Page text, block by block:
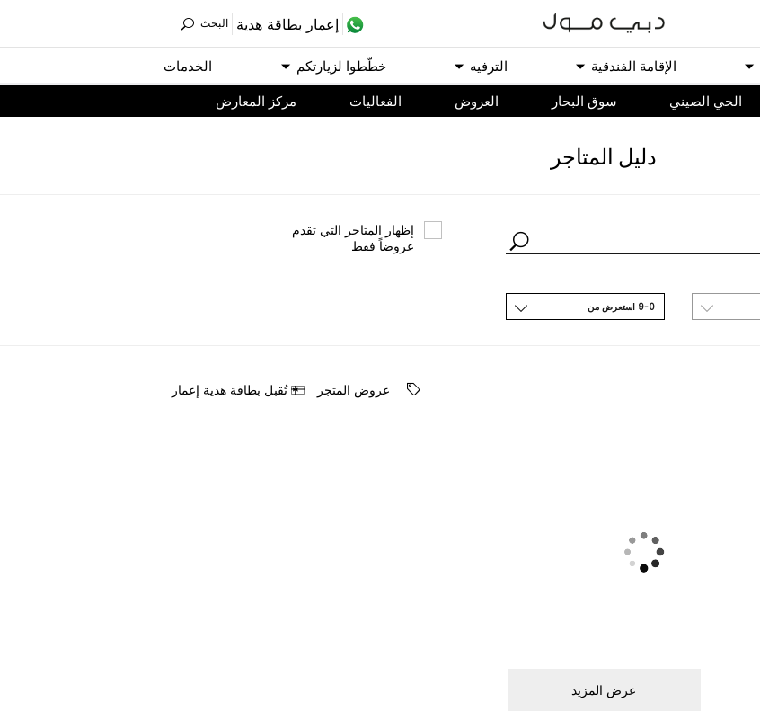
ﺇﻋﻤﺎﺭ ﺑﻄﺎﻗﺔ ﻫﺪﻳﺔ اﻟﺒﺤﺚ
اﻹﻗﺎﻣﺔ اﻟﻔﻨﺪﻗﻴﺔ اﻟﺘﺮﻓﻴﻪ ﺧﻄّﻄﻮا ﻟﺰﻳﺎﺭﺗﻜﻢ اﻟﺨﺪﻣﺎﺕ
الحي الصيني سوق البحار اﻟﻌﺮﻭﺽ اﻟﻔﻌﺎﻟﻴﺎﺕ مركز المعارض
ﺩﻟﻴﻞ اﻟﻤﺘﺎﺟﺮ
ﺇﻇﻬﺎﺭ اﻟﻤﺘﺎﺟﺮ اﻟﺘﻲ ﺗﻘﺪﻡ
ﻋﺮﻭﺿﺎً ﻓﻘﻂ
9-0 اﺳﺘﻌﺮﺽ ﻣﻦ
ﻋﺮﻭﺽ اﻟﻤﺘﺠﺮ ﺗُﻘﺒﻞ ﺑﻄﺎﻗﺔ ﻫﺪﻳﺔ ﺇﻋﻤﺎﺭ
ﻋﺮﺽ اﻟﻤﺰﻳﺪ